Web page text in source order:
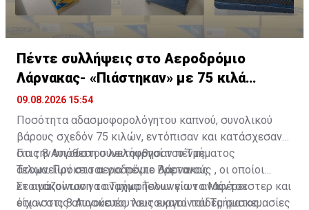
Πέντε συλλήψεις στο Αεροδρόμιο
Λάρνακας- «Πιάστηκαν» με 75 κιλά
καπνού
09.08.2026 15:54
Ποσότητα αδασμοφορολόγητου καπνού, συνολικού
βάρους σχεδόν 75 κιλών, εντόπισαν και κατάσχεσαν
στις 8 Αυγούστου λειτουργοί του Τμήματος
Τελωνείων στο αεροδρόμιο Λάρνακας.
Για την υπόθεση συνελήφθησαν πέντε
άτομα. Πρόκειται για πέντε Βρετανούς , οι οποίοι
ετοιμάζονταν να αναχωρήσουν για το Μάντσεστερ και
είχαν στις αποσκευές τους εκατοντάδες συσκευασίες
Σε ανακοίνωση το Τμήμα Τελωνείων αναφέρει
ότι «στις 8 Αυγούστου λειτουργοί του Τμήματος